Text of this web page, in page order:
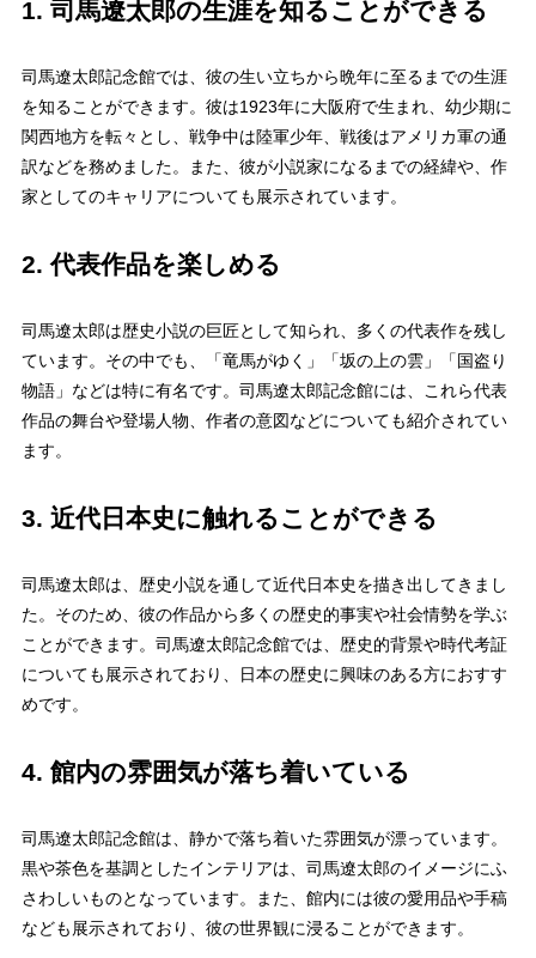
1. 司馬遼太郎の生涯を知ることができる
司馬遼太郎記念館では、彼の生い立ちから晩年に至るまでの生涯
を知ることができます。彼は1923年に大阪府で生まれ、幼少期に
関西地方を転々とし、戦争中は陸軍少年、戦後はアメリカ軍の通
訳などを務めました。また、彼が小説家になるまでの経緯や、作
家としてのキャリアについても展示されています。
2. 代表作品を楽しめる
司馬遼太郎は歴史小説の巨匠として知られ、多くの代表作を残し
ています。その中でも、「竜馬がゆく」「坂の上の雲」「国盗り
物語」などは特に有名です。司馬遼太郎記念館には、これら代表
作品の舞台や登場人物、作者の意図などについても紹介されてい
ます。
3. 近代日本史に触れることができる
司馬遼太郎は、歴史小説を通して近代日本史を描き出してきまし
た。そのため、彼の作品から多くの歴史的事実や社会情勢を学ぶ
ことができます。司馬遼太郎記念館では、歴史的背景や時代考証
についても展示されており、日本の歴史に興味のある方におすす
めです。
4. 館内の雰囲気が落ち着いている
司馬遼太郎記念館は、静かで落ち着いた雰囲気が漂っています。
黒や茶色を基調としたインテリアは、司馬遼太郎のイメージにふ
さわしいものとなっています。また、館内には彼の愛用品や手稿
なども展示されており、彼の世界観に浸ることができます。